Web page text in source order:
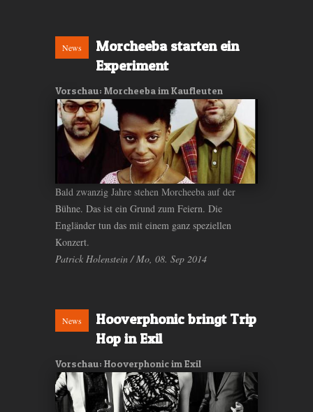
News
Morcheeba starten ein
Experiment
Vorschau: Morcheeba im Kaufleuten
Bald zwanzig Jahre stehen Morcheeba auf der
Bühne. Das ist ein Grund zum Feiern. Die
Engländer tun das mit einem ganz speziellen
Konzert.
Patrick Holenstein / Mo, 08. Sep 2014
News
Hooverphonic bringt Trip
Hop in Exil
Vorschau: Hooverphonic im Exil